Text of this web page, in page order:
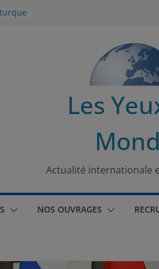
Les
Actualité internationale
NOS OUVRAGES